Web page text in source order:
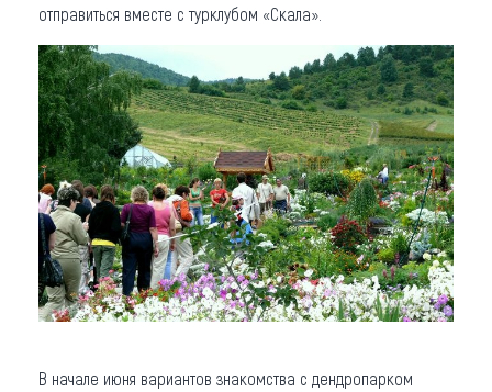
отправиться вместе с турклубом «Скала».
В начале июня вариантов знакомства с дендропарком